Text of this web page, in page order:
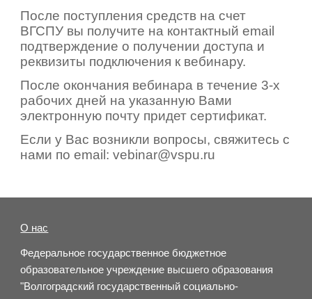
После поступления средств на счет
ВГСПУ вы получите на контактный email
подтверждение о получении доступа и
реквизиты подключения к вебинару.
После окончания вебинара в течение 3-х
рабочих дней на указанную Вами
электронную почту придет сертификат.
Если у Вас возникли вопросы, свяжитесь с
нами по email: vebinar@vspu.ru
О нас
Федеральное государственное бюджетное
образовательное учреждение высшего образования
"Волгоградский государственный социально-